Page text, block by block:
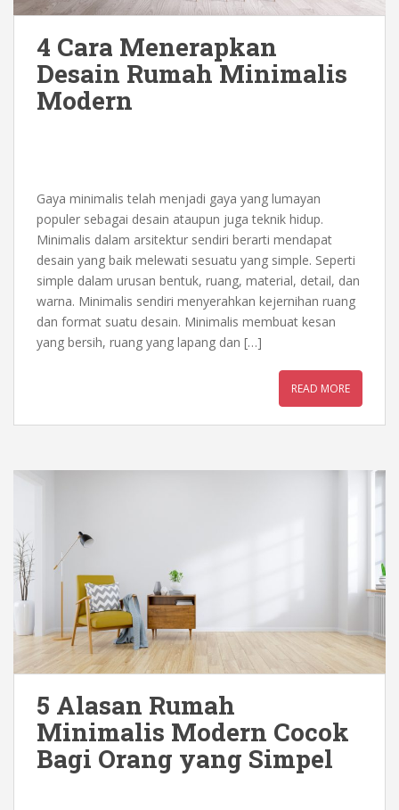
4 Cara Menerapkan
Desain Rumah Minimalis
Modern
Gaya minimalis telah menjadi gaya yang lumayan
populer sebagai desain ataupun juga teknik hidup.
Minimalis dalam arsitektur sendiri berarti mendapat
desain yang baik melewati sesuatu yang simple. Seperti
simple dalam urusan bentuk, ruang, material, detail, dan
warna. Minimalis sendiri menyerahkan kejernihan ruang
dan format suatu desain. Minimalis membuat kesan
yang bersih, ruang yang lapang dan […]
READ MORE
5 Alasan Rumah
Minimalis Modern Cocok
Bagi Orang yang Simpel